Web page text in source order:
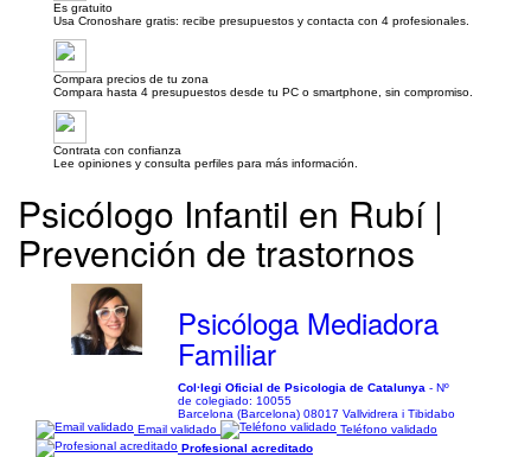
Es gratuito
Usa Cronoshare gratis: recibe presupuestos y contacta con 4 profesionales.
Compara precios de tu zona
Compara hasta 4 presupuestos desde tu PC o smartphone, sin compromiso.
Contrata con confianza
Lee opiniones y consulta perfiles para más información.
Psicólogo Infantil en Rubí |
Prevención de trastornos
Psicóloga Mediadora
Familiar
Col·legi Oficial de Psicologia de Catalunya - Nº
de colegiado: 10055
Barcelona (Barcelona) 08017 Vallvidrera i Tibidabo
Email validado
Teléfono validado
Profesional acreditado